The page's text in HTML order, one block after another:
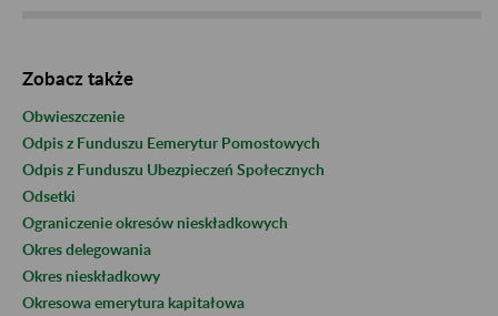
Zobacz także
Obwieszczenie
Odpis z Funduszu Eemerytur Pomostowych
Odpis z Funduszu Ubezpieczeń Społecznych
Odsetki
Ograniczenie okresów nieskładkowych
Okres delegowania
Okres nieskładkowy
Okresowa emerytura kapitałowa